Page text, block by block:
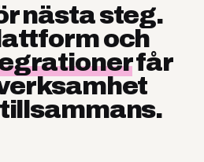
nästa steg.
och
får